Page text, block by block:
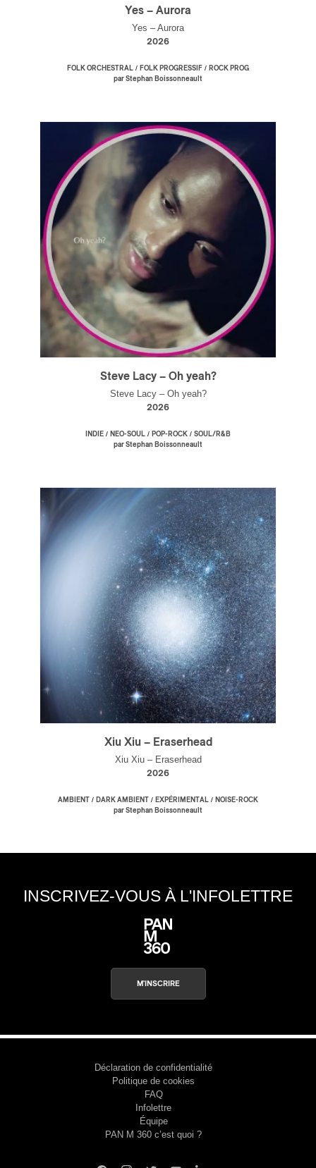
Yes – Aurora
Yes – Aurora
2026
FOLK ORCHESTRAL / FOLK PROGRESSIF / ROCK PROG
par Stephan Boissonneault
Steve Lacy – Oh yeah?
Steve Lacy – Oh yeah?
2026
INDIE / NEO-SOUL / POP-ROCK / SOUL/R&B
par Stephan Boissonneault
Xiu Xiu – Eraserhead
Xiu Xiu – Eraserhead
2026
AMBIENT / DARK AMBIENT / EXPÉRIMENTAL / NOISE-ROCK
par Stephan Boissonneault
INSCRIVEZ-VOUS À L'INFOLETTRE
M'INSCRIRE
Déclaration de confidentialité
Politique de cookies
FAQ
Infolettre
Équipe
PAN M 360 c’est quoi ?